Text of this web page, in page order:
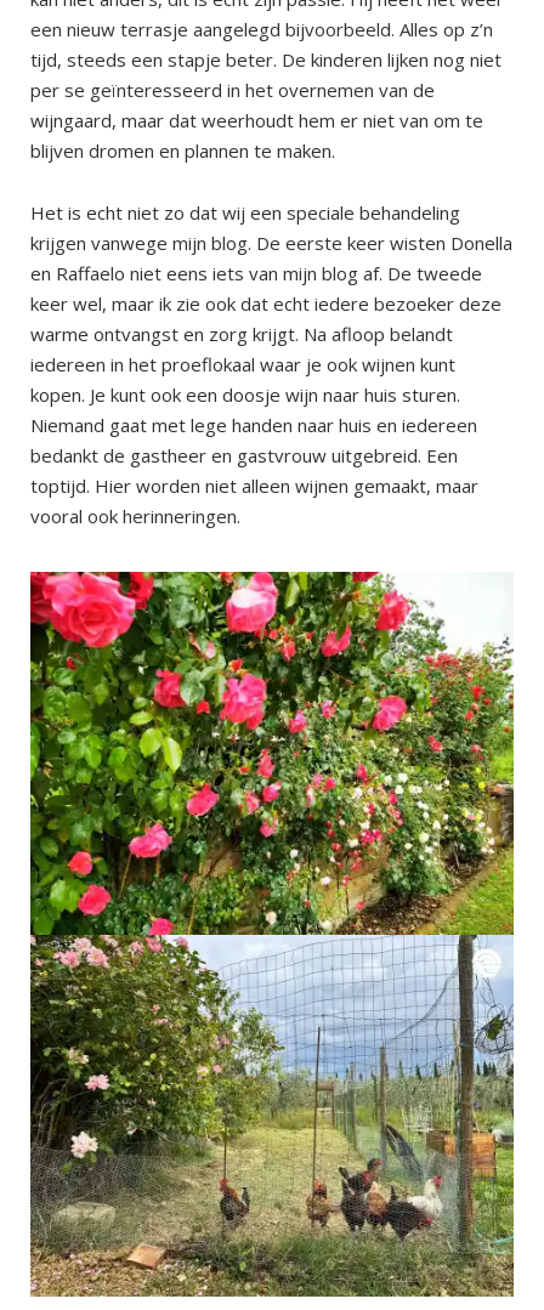
een nieuw terrasje aangelegd bijvoorbeeld. Alles op z’n
tijd, steeds een stapje beter. De kinderen lijken nog niet
per se geïnteresseerd in het overnemen van de
wijngaard, maar dat weerhoudt hem er niet van om te
blijven dromen en plannen te maken.
Het is echt niet zo dat wij een speciale behandeling
krijgen vanwege mijn blog. De eerste keer wisten Donella
en Raffaelo niet eens iets van mijn blog af. De tweede
keer wel, maar ik zie ook dat echt iedere bezoeker deze
warme ontvangst en zorg krijgt. Na afloop belandt
iedereen in het proeflokaal waar je ook wijnen kunt
kopen. Je kunt ook een doosje wijn naar huis sturen.
Niemand gaat met lege handen naar huis en iedereen
bedankt de gastheer en gastvrouw uitgebreid. Een
toptijd. Hier worden niet alleen wijnen gemaakt, maar
vooral ook herinneringen.